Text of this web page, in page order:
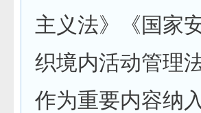
主义法》《国家
织境内活动管理
作为重要内容纳